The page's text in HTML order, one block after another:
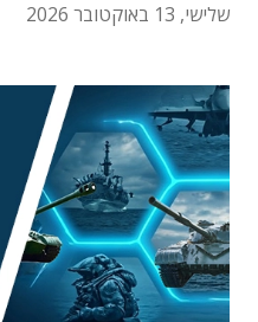
שלישי, 13 באוקטובר 2026